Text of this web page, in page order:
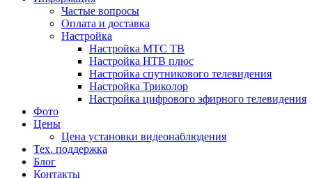
Частые вопросы
Оплата и доставка
Настройка
Настройка МТС ТВ
Настройка НТВ плюс
Настройка спутникового телевидения
Настройка Триколор
Настройка цифрового эфирного телевидения
Фото
Цены
Цена установки видеонаблюдения
Тех. поддержка
Блог
Контакты